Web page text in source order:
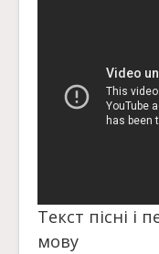
Текст пісні і
мову